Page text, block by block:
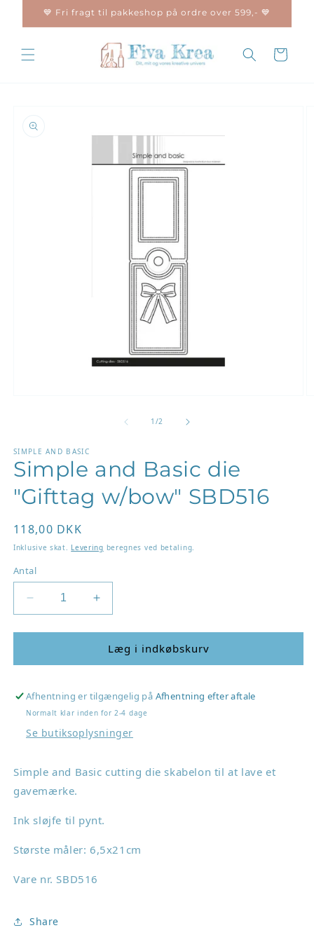
Gå til💙 Fri fragt til pakkeshop på ordre over 599,- 💙
Indkøbskurv
1 /af2
SIMPLE AND BASIC
Simple and Basic die
"Gifttag w/bow" SBD516
Normalpris
118,00 DKK
Inklusive skat. Levering beregnes ved betaling.
Antal
Reducer
antallet
for
and
die
&quot;Gifttag
SBD516
Øg
antallet
for
Simple
and
die
&quot;Gifttag
w/bow&quot;
SBD516
Læg i indkøbskurv
Afhentning er tilgængelig på Afhentning efter aftale
Normalt klar inden for 2-4 dage
Se butiksoplysninger
Simple and Basic cutting die skabelon til at lave et
gavemærke.
Ink sløjfe til pynt.
Største måler: 6,5x21cm
Vare nr. SBD516
Share